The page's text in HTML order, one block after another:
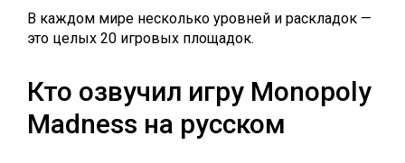
В каждом мире несколько уровней и раскладок —
это целых 20 игровых площадок.
Кто озвучил игру Monopoly
Madness на русском